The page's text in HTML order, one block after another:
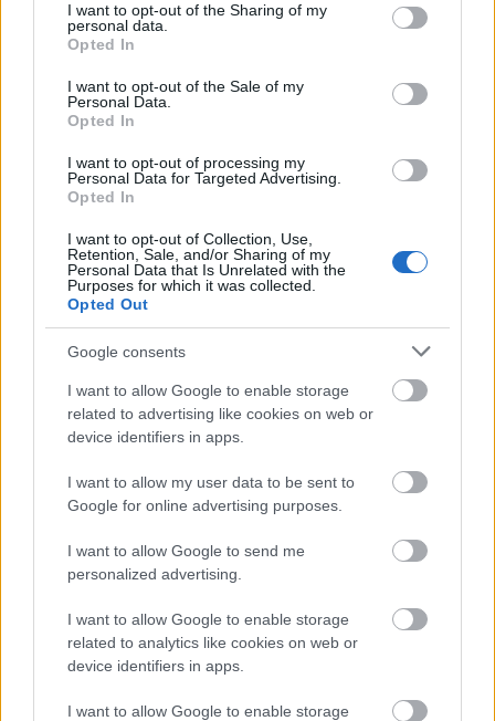
not limited to your visit or usage behaviour. You may click to
grant or deny consent to Google and its third-party tags to
use your data for below specified purposes in below Google
consent section.
I want to opt-out of the Sharing of my
personal data.
Opted In
I want to opt-out of the Sale of my
Personal Data.
Opted In
I want to opt-out of processing my
Personal Data for Targeted Advertising.
Opted In
I want to opt-out of Collection, Use,
Retention, Sale, and/or Sharing of my
Personal Data that Is Unrelated with the
Purposes for which it was collected.
Opted Out
Google consents
I want to allow Google to enable storage
related to advertising like cookies on web or
device identifiers in apps.
I want to allow my user data to be sent to
Google for online advertising purposes.
I want to allow Google to send me
personalized advertising.
I want to allow Google to enable storage
related to analytics like cookies on web or
device identifiers in apps.
I want to allow Google to enable storage
Με τον Liam Hemsworth στη πρεμιέρα της
ταινίας Thor